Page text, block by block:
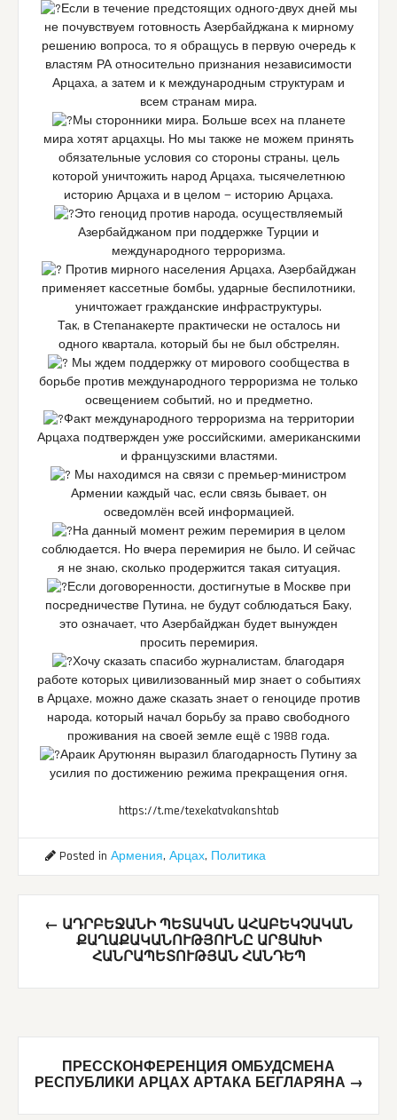
Если в течение предстоящих одного-двух дней мы
не почувствуем готовность Азербайджана к мирному
решению вопроса, то я обращусь в первую очередь к
властям РА относительно признания независимости
Арцаха, а затем и к международным структурам и
всем странам мира.
Мы сторонники мира. Больше всех на планете
мира хотят арцахцы. Но мы также не можем принять
обязательные условия со стороны страны, цель
которой уничтожить народ Арцаха, тысячелетнюю
историю Арцаха и в целом — историю Арцаха.
Это геноцид против народа, осуществляемый
Азербайджаном при поддержке Турции и
международного терроризма.
Против мирного населения Арцаха, Азербайджан
применяет кассетные бомбы, ударные беспилотники,
уничтожает гражданские инфраструктуры.
Так, в Степанакерте практически не осталось ни
одного квартала, который бы не был обстрелян.
Мы ждем поддержку от мирового сообщества в
борьбе против международного терроризма не только
освещением событий, но и предметно.
Факт международного терроризма на территории
Арцаха подтвержден уже российскими, американскими
и французскими властями.
Мы находимся на связи с премьер-министром
Армении каждый час, если связь бывает, он
осведомлён всей информацией.
На данный момент режим перемирия в целом
соблюдается. Но вчера перемирия не было. И сейчас
я не знаю, сколько продержится такая ситуация.
Если договоренности, достигнутые в Москве при
посредничестве Путина, не будут соблюдаться Баку,
это означает, что Азербайджан будет вынужден
просить перемирия.
Хочу сказать спасибо журналистам, благодаря
работе которых цивилизованный мир знает о событиях
в Арцахе, можно даже сказать знает о геноциде против
народа, который начал борьбу за право свободного
проживания на своей земле ещё с 1988 года.
Араик Арутюнян выразил благодарность Путину за
усилия по достижению режима прекращения огня.
https://t.me/texekatvakanshtab
Posted in Армения, Арцах, Политика
Post
navigation
← ԱԴՐԲԵՋԱՆԻ ՊԵՏԱԿԱՆ ԱՀԱԲԵԿՉԱԿԱՆ
ՔԱՂԱՔԱԿԱՆՈՒԹՅՈՒՆԸ ԱՐՑԱԽԻ
ՀԱՆՐԱՊԵՏՈՒԹՅԱՆ ՀԱՆԴԵՊ
ПРЕССКОНФЕРЕНЦИЯ ОМБУДСМЕНА
РЕСПУБЛИКИ АРЦАХ АРТАКА БЕГЛАРЯНА →